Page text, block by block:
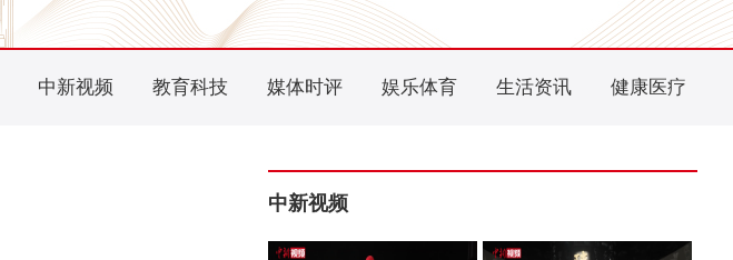
中新视频 教育科技 媒体时评 娱乐体育 生活资讯 健康医疗
中新视频